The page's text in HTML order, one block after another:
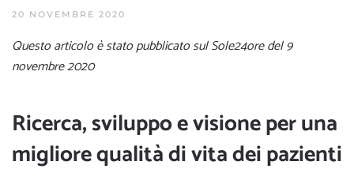
20 NOVEMBRE 2020
Questo articolo è stato pubblicato sulSole24oredel 9
novembre 2020
Ricerca, sviluppo e visione per una
migliore qualità di vita dei pazienti